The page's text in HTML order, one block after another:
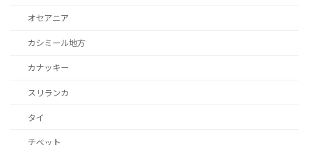
オセアニア
カシミール地方
カナッキー
スリランカ
タイ
チベット